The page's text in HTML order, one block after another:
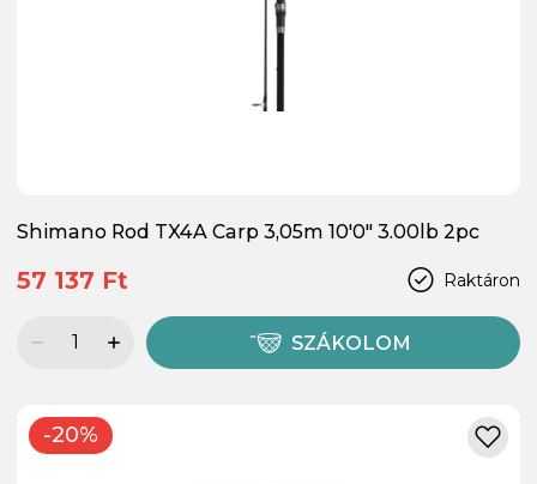
Shimano Rod TX­4A Carp 3,05m 10'0" 3.00lb 2pc
Raktáron
57 137 Ft
SZÁKOLOM
-20%